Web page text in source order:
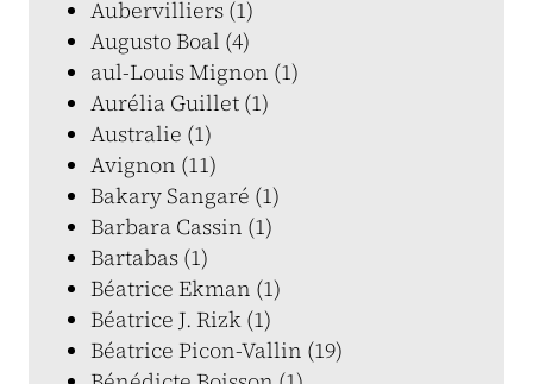
Aubervilliers (1)
Augusto Boal (4)
aul-Louis Mignon (1)
Aurélia Guillet (1)
Australie (1)
Avignon (11)
Bakary Sangaré (1)
Barbara Cassin (1)
Bartabas (1)
Béatrice Ekman (1)
Béatrice J. Rizk (1)
Béatrice Picon-Vallin (19)